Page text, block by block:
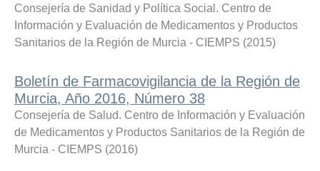
Consejería de Sanidad y Política Social. Centro de
Información y Evaluación de Medicamentos y Productos
Sanitarios de la Región de Murcia - CIEMPS (2015)
Boletín de Farmacovigilancia de la Región de
Murcia, Año 2016, Número 38
Consejería de Salud. Centro de Información y Evaluación
de Medicamentos y Productos Sanitarios de la Región de
Murcia - CIEMPS (2016)